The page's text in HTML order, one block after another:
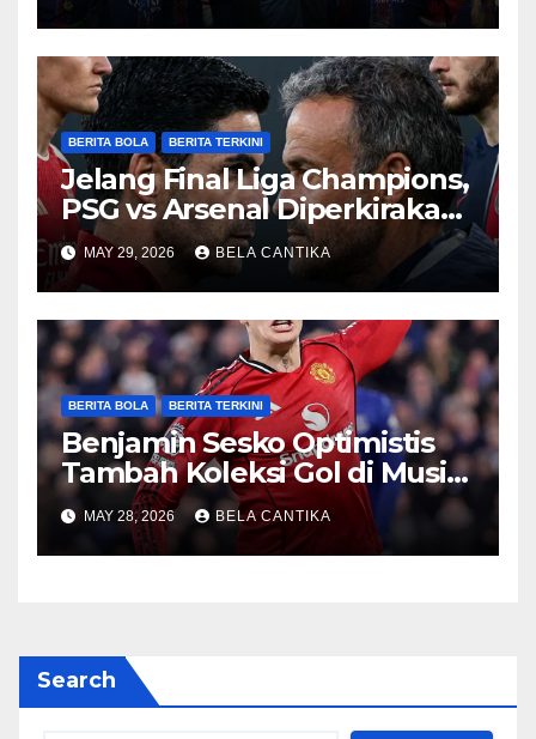
BERITA BOLA BERITA TERKINI
Jelang Final Liga Champions,
PSG vs Arsenal Diperkirakan
Sengit
MAY 29, 2026 BELA CANTIKA
BERITA BOLA BERITA TERKINI
Benjamin Sesko Optimistis
Tambah Koleksi Gol di Musim
2026/27
MAY 28, 2026 BELA CANTIKA
Search